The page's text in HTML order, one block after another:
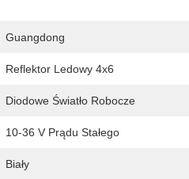
Guangdong
Reflektor Ledowy 4x6
Diodowe Światło Robocze
10-36 V Prądu Stałego
Biały